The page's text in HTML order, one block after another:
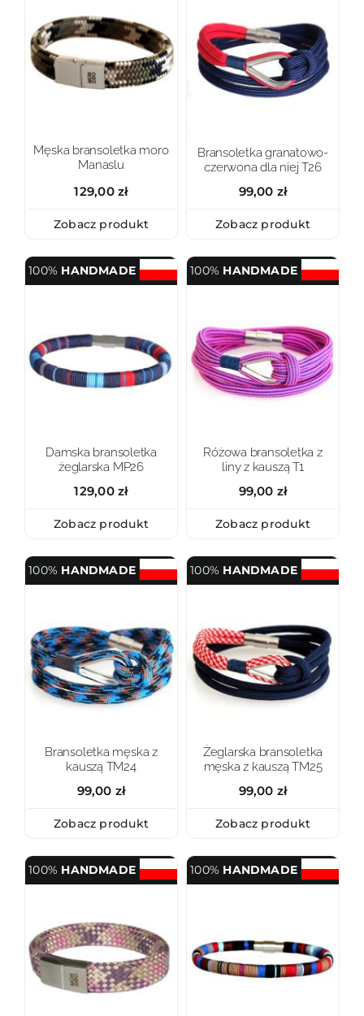
Męska bransoletka moro
Manaslu
129,00zł
Zobacz produkt
Bransoletka granatowo-
czerwona dla niej T26
99,00 zł
Zobacz produkt
100% HANDMADE
Damska bransoletka
żeglarska MP26
129,00zł
Zobacz produkt
100% HANDMADE
Różowa bransoletka z
liny z kauszą T1
99,00 zł
Zobacz produkt
100% HANDMADE
Bransoletka męska z
kauszą TM24
99,00 zł
Zobacz produkt
100% HANDMADE
Żeglarska bransoletka
męska z kauszą TM25
99,00 zł
Zobacz produkt
100% HANDMADE 100% HANDMADE